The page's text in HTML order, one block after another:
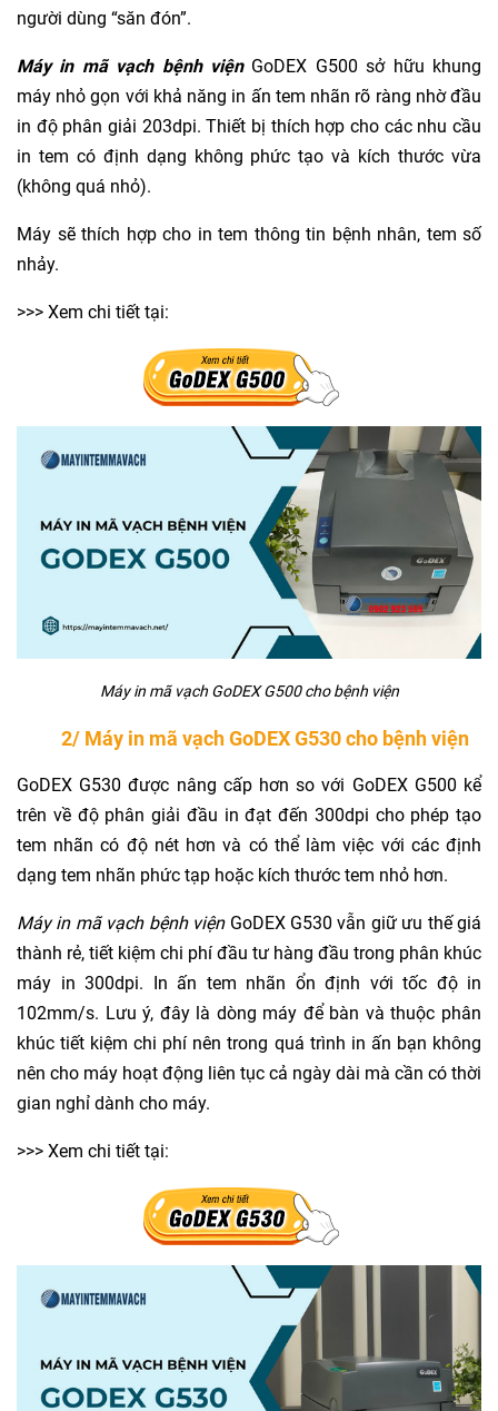
người dùng “săn đón”.
Máy in mã vạch bệnh việnGoDEX G500 sở hữu khung
máy nhỏ gọn với khả năng in ấn tem nhãn rõ ràng nhờ đầu
in độ phân giải 203dpi. Thiết bị thích hợp cho các nhu cầu
in tem có định dạng không phức tạo và kích thước vừa
(không quá nhỏ).
Máy sẽ thích hợp cho in tem thông tin bệnh nhân, tem số
nhảy.
>>> Xem chi tiết tại:
Máy in mã vạch GoDEX G500 cho bệnh viện
2/ Máy in mã vạch GoDEX G530 cho bệnh viện
GoDEX G530 được nâng cấp hơn so với GoDEX G500 kể
trên về độ phân giải đầu in đạt đến 300dpi cho phép tạo
tem nhãn có độ nét hơn và có thể làm việc với các định
dạng tem nhãn phức tạp hoặc kích thước tem nhỏ hơn.
Máy in mã vạch bệnh việnGoDEX G530 vẫn giữ ưu thế giá
thành rẻ, tiết kiệm chi phí đầu tư hàng đầu trong phân khúc
máy in 300dpi. In ấn tem nhãn ổn định với tốc độ in
102mm/s. Lưu ý, đây là dòng máy để bàn và thuộc phân
khúc tiết kiệm chi phí nên trong quá trình in ấn bạn không
nên cho máy hoạt động liên tục cả ngày dài mà cần có thời
gian nghỉ dành cho máy.
>>> Xem chi tiết tại: